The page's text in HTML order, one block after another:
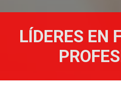
LÍDERES EN